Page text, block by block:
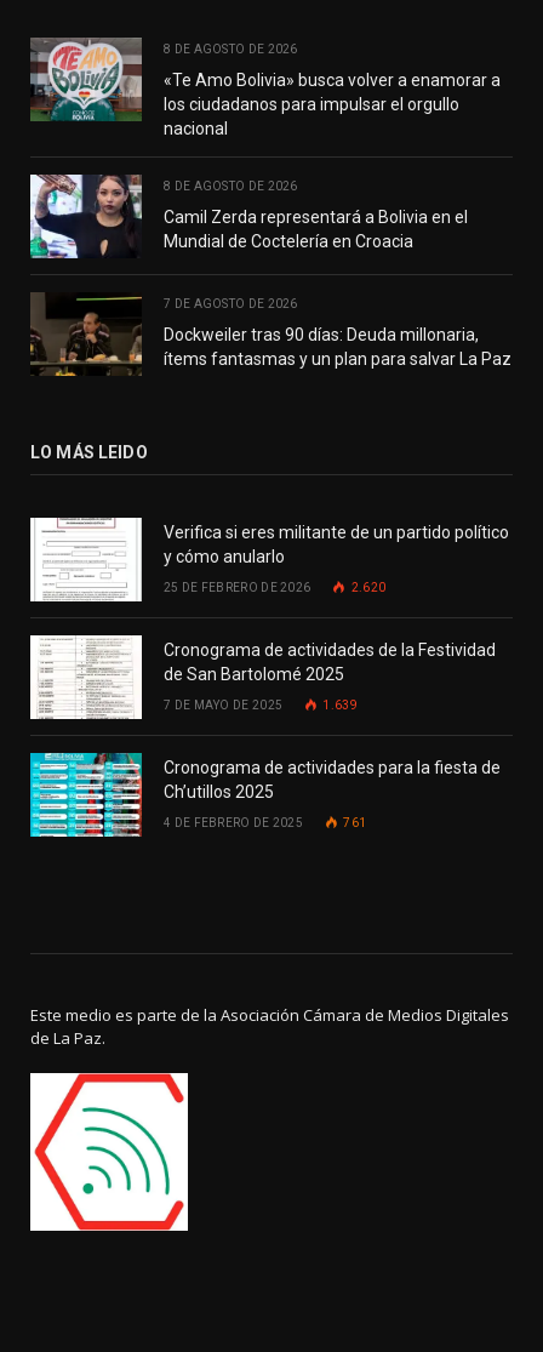
8 DE AGOSTO DE 2026
«Te Amo Bolivia» busca volver a enamorar a
los ciudadanos para impulsar el orgullo
nacional
8 DE AGOSTO DE 2026
Camil Zerda representará a Bolivia en el
Mundial de Coctelería en Croacia
7 DE AGOSTO DE 2026
Dockweiler tras 90 días: Deuda millonaria,
ítems fantasmas y un plan para salvar La Paz
LO MÁS LEIDO
Verifica si eres militante de un partido político
y cómo anularlo
25 DE FEBRERO DE 2026 2.620
Cronograma de actividades de la Festividad
de San Bartolomé 2025
7 DE MAYO DE 2025 1.639
Cronograma de actividades para la fiesta de
Ch’utillos 2025
4 DE FEBRERO DE 2025 761
Este medio es parte de la Asociación Cámara de Medios Digitales
de La Paz.